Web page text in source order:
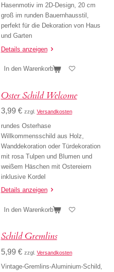
Hasenmotiv im 2D-Design, 20 cm
groß im runden Bauernhausstil,
perfekt für die Dekoration von Haus
und Garten
Details anzeigen
In den Warenkorb
Oster Schild Welcome
3,99 € zzgl. Versandkosten
rundes Osterhase
Willkommensschild aus Holz,
Wanddekoration oder Türdekoration
mit rosa Tulpen und Blumen und
weißem Häschen mit Ostereiern
inklusive Kordel
Details anzeigen
In den Warenkorb
Schild Gremlins
5,99 € zzgl. Versandkosten
Vintage-Gremlins-Aluminium-Schild,